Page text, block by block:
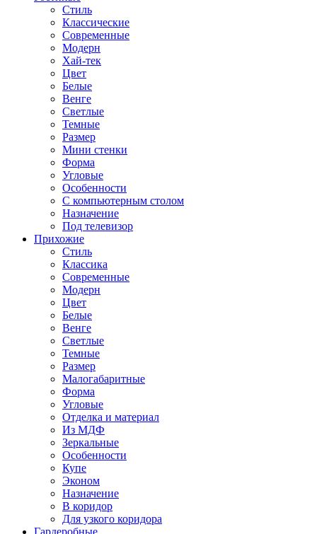
Стиль
Классические
Современные
Модерн
Хай-тек
Цвет
Белые
Венге
Светлые
Темные
Размер
Мини стенки
Форма
Угловые
Особенности
С компьютерным столом
Назначение
Под телевизор
Прихожие
Стиль
Классика
Современные
Модерн
Цвет
Белые
Венге
Светлые
Темные
Размер
Малогабаритные
Форма
Угловые
Отделка и материал
Из МДФ
Зеркальные
Особенности
Купе
Эконом
Назначение
В коридор
Для узкого коридора
Гардеробные